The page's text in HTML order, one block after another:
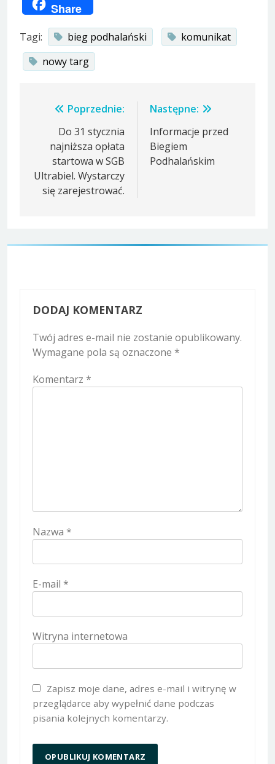
Share
Tagi: bieg podhalański
komunikat
nowy targ
Nawigacja
wpisu
Poprzednie:
Do 31 stycznia
najniższa opłata
startowa w SGB
Ultrabiel. Wystarczy
się zarejestrować.
Następne:
Informacje przed
Biegiem
Podhalańskim
DODAJ KOMENTARZ
Twój adres e-mail nie zostanie opublikowany.
Wymagane pola są oznaczone *
Komentarz *
Nazwa *
E-mail *
Witryna internetowa
Zapisz moje dane, adres e-mail i witrynę w
przeglądarce aby wypełnić dane podczas
pisania kolejnych komentarzy.